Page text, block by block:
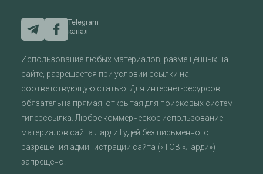
Telegram
канал
Использование любых материалов, размещенных на
сайте, разрешается при условии ссылки на
соответствующую статью. Для интернет-ресурсов
обязательна прямая, открытая для поисковых систем
гиперссылка. Любое коммерческое использование
материалов сайта ЛардиТудей без письменного
разрешения администрации сайта («ТОВ «Ларди»)
запрещено.